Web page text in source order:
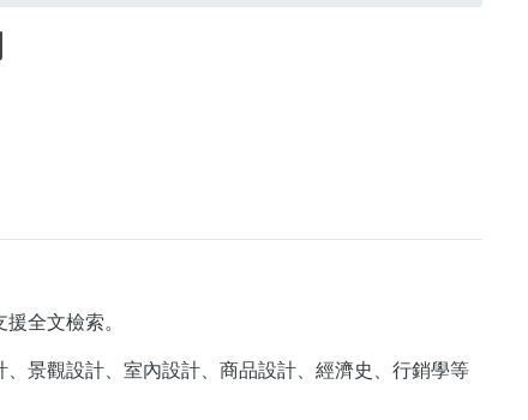
全文檢索。
景觀設計、室內設計、商品設計、經濟史、行銷學等